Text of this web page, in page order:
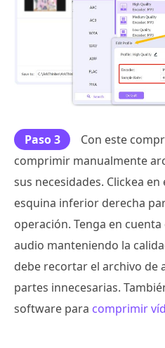
Paso 3
Con este
comprimir manualmente
sus necesidades. Clickea en
esquina inferior derecha
operación. Tenga en
audio manteniendo la
debe recortar el archivo de
partes innecesarias.
software para comprimir